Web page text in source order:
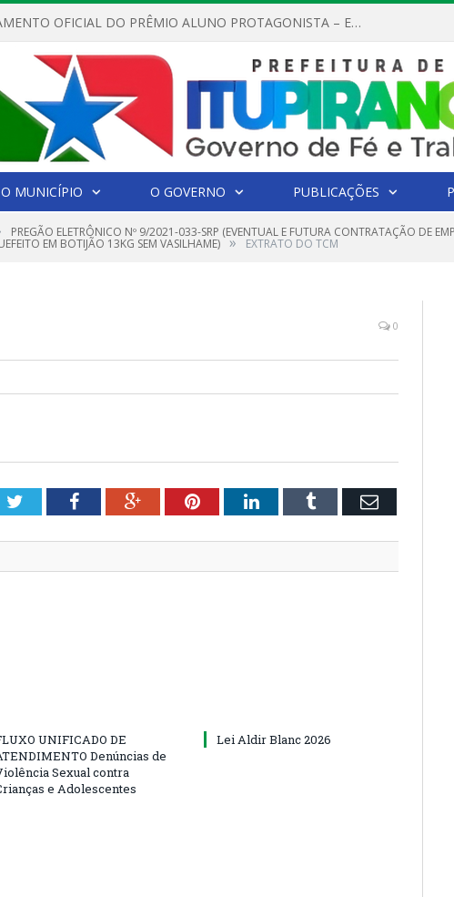
REGULAMENTO OFICIAL DO PRÊMIO ALUNO PROTAGONISTA – EDIÇÃO 2026
O MUNICÍPIO O GOVERNO PUBLICAÇÕES
PREGÃO ELETRÔNICO Nº 9/2021-033-SRP (EVENTUAL E FUTURA CONTRATAÇÃO DE
EM BOTIJÃO 13KG SEM VASILHAME) » EXTRATO DO TCM
0
TwitterFacebookGoogle+PinterestLinkedInTumblr Email
UNIFICADO DE
Denúncias de
Sexual contra
e Adolescentes
Lei Aldir Blanc 2026